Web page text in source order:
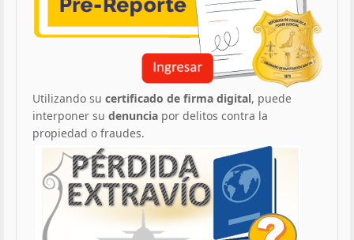
Utilizando su certificado de firma digital, puede
interponer su denuncia por delitos contra la
propiedad o fraudes.